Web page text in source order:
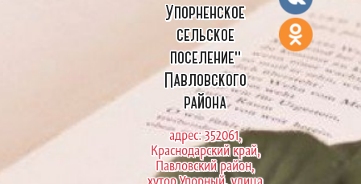
Упорненское
сельское
поселение"
Павловского
района
адрес: 352061,
Краснодарский край,
Павловский район,